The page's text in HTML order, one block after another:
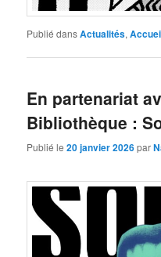
Publié dansActualités,
En partenariat
Bibliothèque :
Publié le20 janvier 2026par